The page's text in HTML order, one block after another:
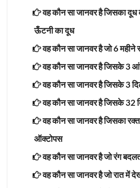
वह कौन सा जानवर है जिसका दूध
ऊँटनी का दूध
वह कौन सा जानवर है जो 6 महीने
वह कौन सा जानवर है जिसके 3
वह कौन सा जानवर है जिसके 3
वह कौन सा जानवर है जिसके 32
वह कौन सा जानवर है जिसका रक्त
ऑक्टोपस
वह कौन सा जानवर है जो रंग
वह कौन सा जानवर है जो रात में